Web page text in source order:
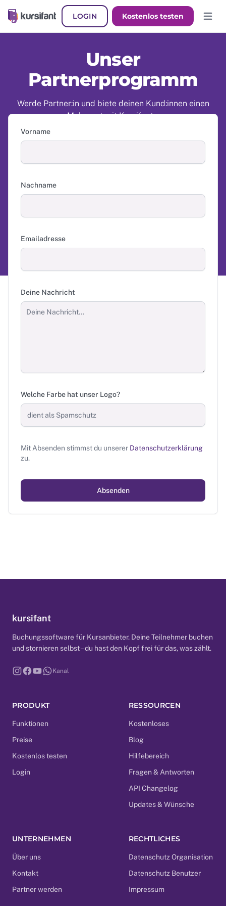
LOGIN Kostenlos testen
Unser
Partnerprogramm
Werde Partner:in und biete deinen Kund:innen einen
Mehrwert mit Kursifant...
Vorname
Nachname
Emailadresse
Deine Nachricht
Welche Farbe hat unser Logo?
Mit Absenden stimmst du unserer Datenschutzerklärung
zu.
Absenden
kursifant
Buchungssoftware für Kursanbieter. Deine Teilnehmer buchen
und stornieren selbst – du hast den Kopf frei für das, was zählt.
Kanal
PRODUKT
Funktionen
Preise
Kostenlos testen
Login
RESSOURCEN
Kostenloses
Blog
Hilfebereich
Fragen & Antworten
API Changelog
Updates & Wünsche
UNTERNEHMEN
Über uns
Kontakt
Partner werden
RECHTLICHES
Datenschutz Organisation
Datenschutz Benutzer
Impressum